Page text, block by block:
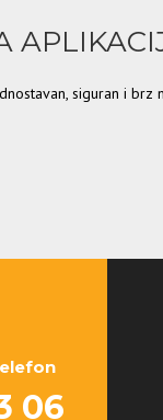
siguran i brz
06